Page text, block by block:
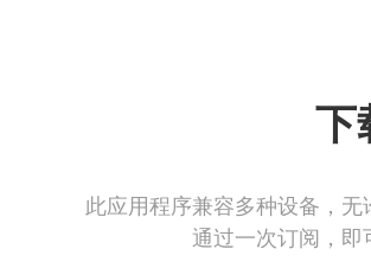
下
此应用程序兼容多种设备，无
通过一次订阅，即